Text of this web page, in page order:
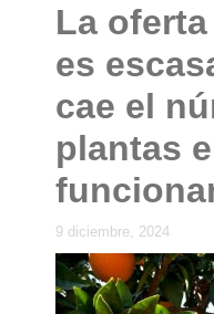
La
es
cae el
plantas
9 diciembre, 2024